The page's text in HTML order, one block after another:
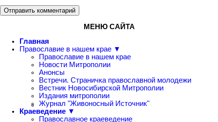
Отправить комментарий
МЕНЮ САЙТА
Главная
Православие в нашем крае ▼
Православие в нашем крае
Новости Митрополии
Анонсы
Встречи. Страничка православной молодежи
Вестник Новосибирской Митрополии
Издания митрополии
Журнал "Живоносный Источник"
Краеведение ▼
Православное краеведение